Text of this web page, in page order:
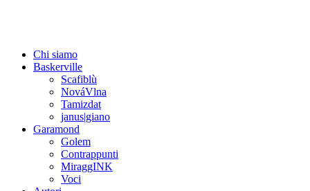
Chi siamo
Baskerville
Scafiblù
NováVlna
Tamizdat
janus|giano
Garamond
Golem
Contrappunti
MiraggINK
Voci